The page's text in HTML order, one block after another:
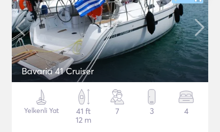
Bavaria 41 Cruiser
Yelkenli Yat
41 ft
12 m
7 3 4